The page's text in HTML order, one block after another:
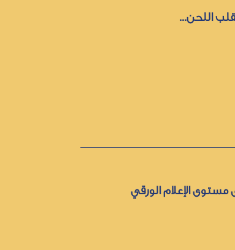
اللحن...
الإعلام الورقي